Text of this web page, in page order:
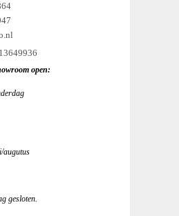
open:
augutus
gesloten.